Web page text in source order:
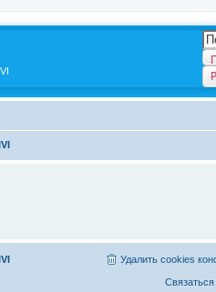
Удалить cookies